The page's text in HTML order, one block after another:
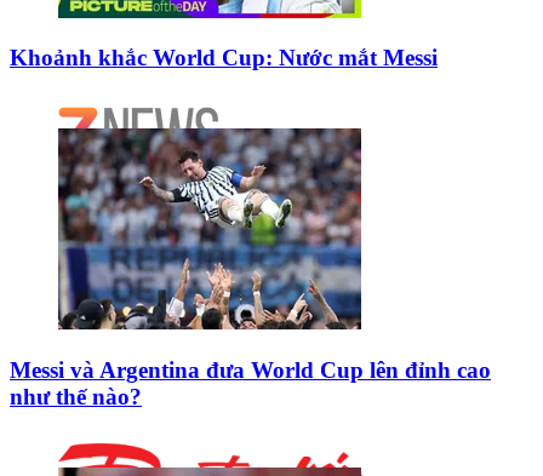
Khoảnh khắc World Cup: Nước mắt Messi
Messi và Argentina đưa World Cup lên đỉnh cao
như thế nào?